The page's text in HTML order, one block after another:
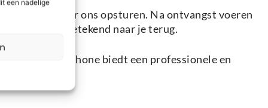
een nadelige
naar ons opsturen. Na ontvangst voeren
en aangetekend naar je terug.
Holysmartphone biedt een professionele en